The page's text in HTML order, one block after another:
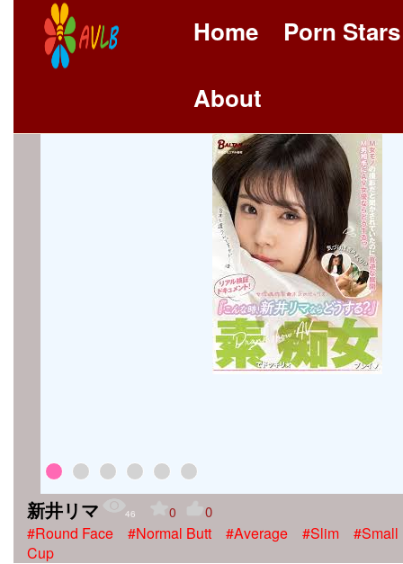
Home
Porn Stars
About
新井リマ 46 0 0
#Round Face #Normal Butt #Average #Slim
#Small
Cup